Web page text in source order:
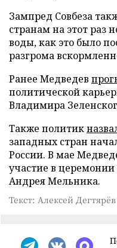
Зампред Совбеза
странам на этот раз
воды, как это было
разгрома
Ранее Медведев
политической
Владимира
Также политик
западных стран
России. В мае
участие в
Андрея Мельника.
Текст: Алексей Дегтярёв